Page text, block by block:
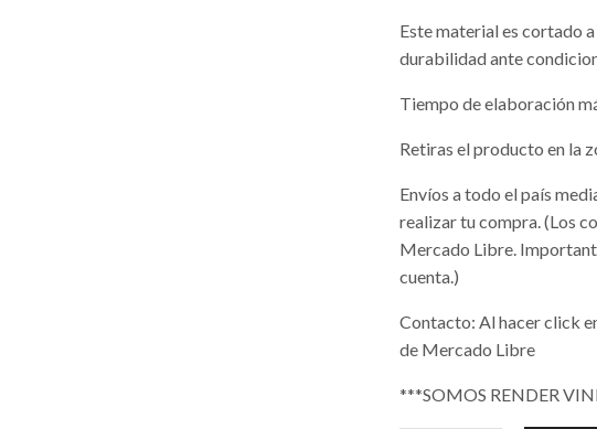
Este material es cortado
durabilidad ante
Tiempo de elaboración
Retiras el producto en la
Envíos a todo el país
realizar tu compra. (Los
Mercado Libre.
cuenta.)
Contacto: Al hacer click
de Mercado Libre
***SOMOS RENDER